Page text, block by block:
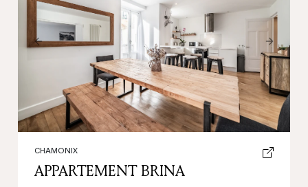
Previous Next
CHAMONIX
APPARTEMENT BRINA